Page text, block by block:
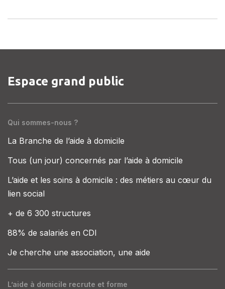
Espace grand public
Qui sommes-nous ?
La Branche de l’aide à domicile
Tous (un jour) concernés par l’aide à domicile
L’aide et les soins à domicile : des métiers au cœur du
lien social
+ de 6 300 structures
88% de salariés en CDI
Je cherche une association, une aide
L’aide à domicile recrute et forme